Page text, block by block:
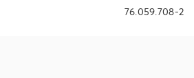
76.059.708-2